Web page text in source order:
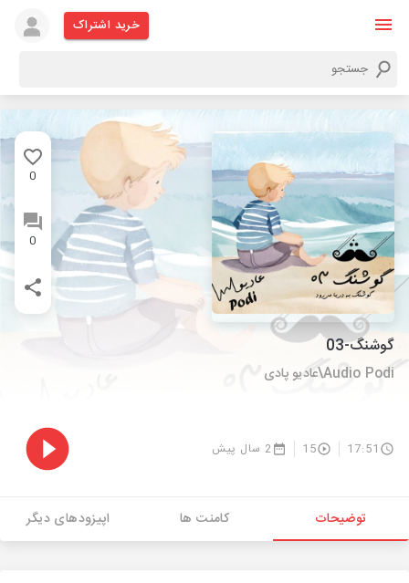
خرید اشتراک
0
0
گوشنگ-03
Audio Podi\عادیو پادی
17:51
15 2 سال پیش
توضیحات کامنت ها اپیزودهای دیگر